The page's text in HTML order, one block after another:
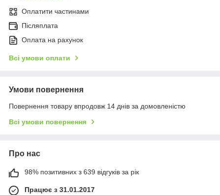
Оплатити частинами
Післяплата
Оплата на рахунок
Всі умови оплати
Умови повернення
Повернення товару впродовж 14 днів за домовленістю
Всі умови повернення
Про нас
98% позитивних з 639 відгуків за рік
Працює з 31.01.2017